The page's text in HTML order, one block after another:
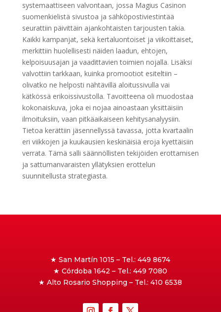
systemaattiseen valvontaan, jossa Magius Casinon
suomenkielistä sivustoa ja sähköpostiviestintää
seurattiin päivittäin ajankohtaisten tarjousten takia.
Kaikki kampanjat, sekä kertaluontoiset ja viikoittaiset,
merkittiin huolellisesti näiden laadun, ehtojen,
kelpoisuusajan ja vaadittavien toimien nojalla. Lisäksi
valvottiin tarkkaan, kuinka promootiot esiteltiin –
olivatko ne helposti nähtävillä aloitussivulla vai
kätkössä erikoissivustolla. Tavoitteena oli muodostaa
kokonaiskuva, joka ei nojaa ainoastaan yksittäisiin
ilmoituksiin, vaan pitkäaikaiseen kehitysanalyysiin.
Tietoa kerättiin jäsennellyssä tavassa, jotta kvartaalin
eri viikkojen ja kuukausien keskinäisiä eroja kyettäisiin
verrata. Tämä salli säännöllisten tekijöiden erottamisen
ja sattumanvaraisten yllätyksien erottelun
suunnitellusta strategiasta.
★ San Martín 1015 – Tel.: 449 8674
★ Córdoba 1642 – Tel.: 449 7080
★ Alto Rosario Shopping – Tel.: 410 6538